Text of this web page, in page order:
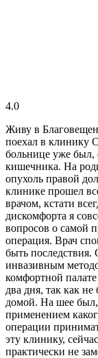
4.0
Живу в
поехал в клинику
больнице уже был,
кишечника. На
опухоль правой
клинике прошел
врачом, кстати
дискомфорта я
вопросов о самой
операция. Врач
быть
инвазивным
комфортной
два дня, так как
домой. На шее был,
применением
операции
эту клинику,
практически не